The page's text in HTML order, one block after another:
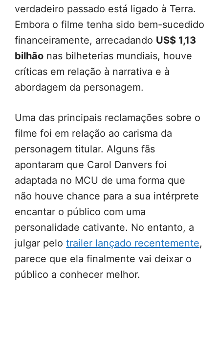
verdadeiro passado está ligado à Terra.
Embora o filme tenha sido bem-sucedido
financeiramente, arrecadando US$ 1,13
bilhão nas bilheterias mundiais, houve
críticas em relação à narrativa e à
abordagem da personagem.
Uma das principais reclamações sobre o
filme foi em relação ao carisma da
personagem titular. Alguns fãs
apontaram que Carol Danvers foi
adaptada no MCU de uma forma que
não houve chance para a sua intérprete
encantar o público com uma
personalidade cativante. No entanto, a
julgar pelo trailer lançado recentemente,
parece que ela finalmente vai deixar o
público a conhecer melhor.